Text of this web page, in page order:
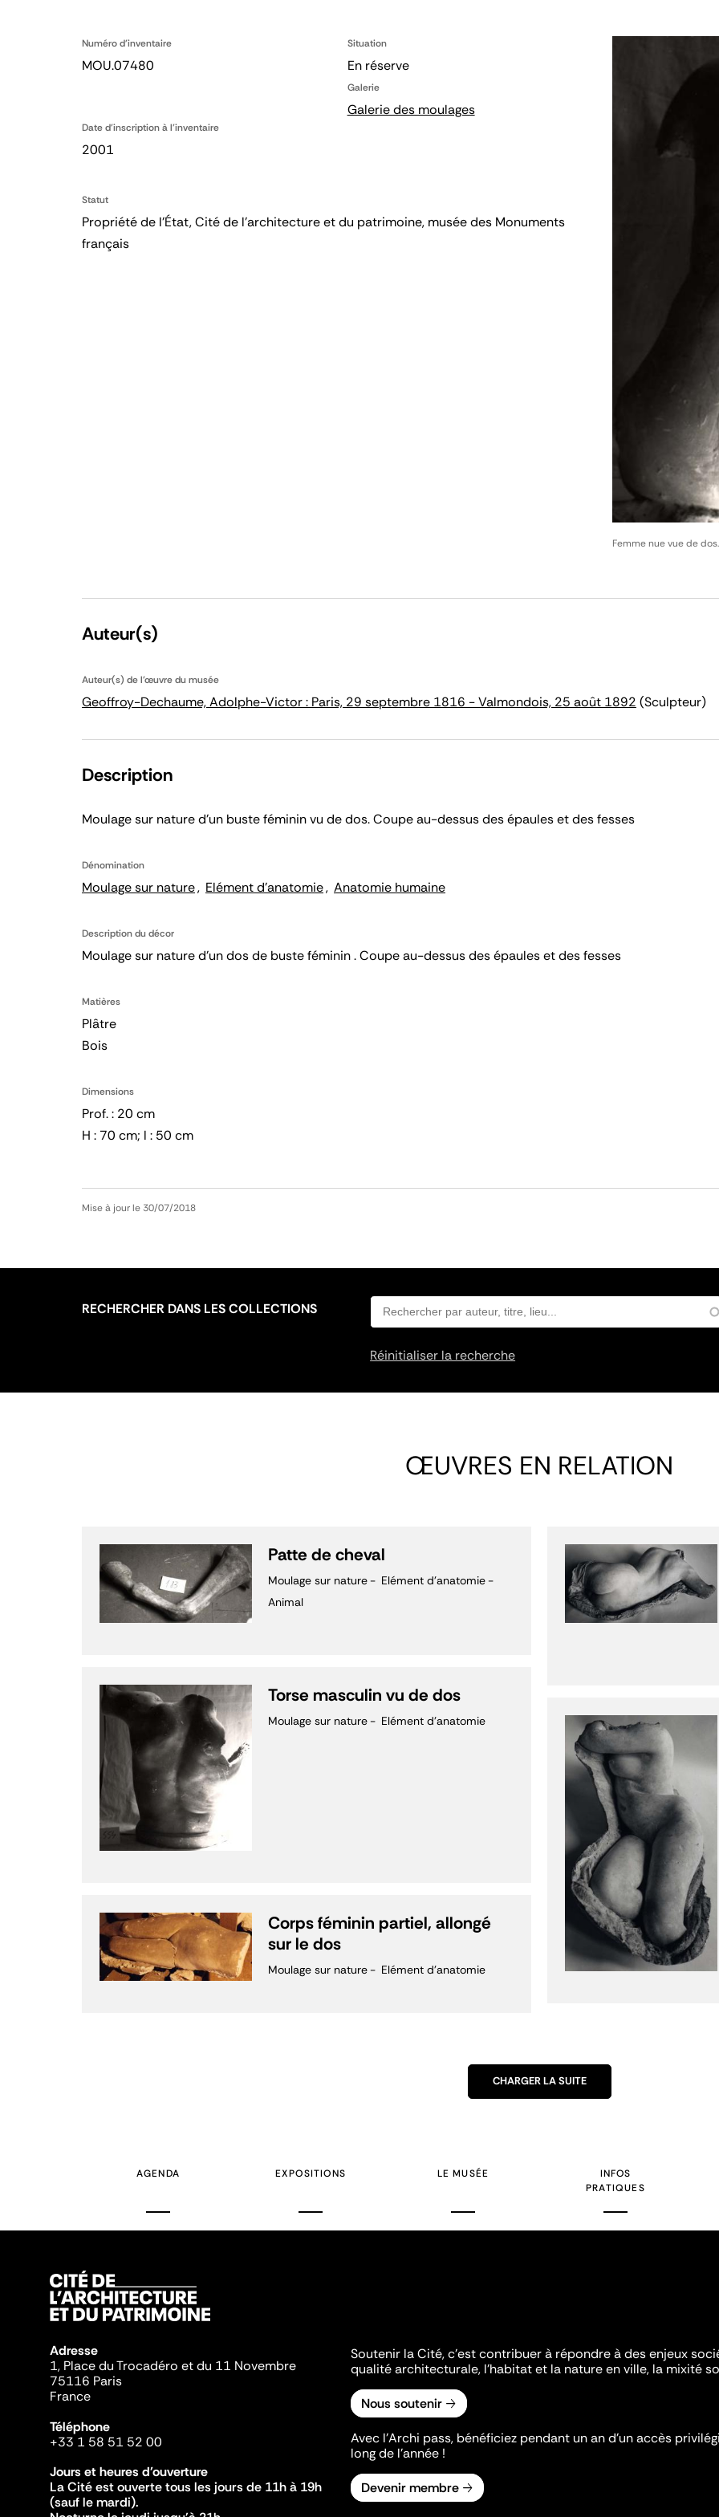
Numéro d'inventaire
MOU.07480
Situation
En réserve
Galerie
Galerie des moulages
Date d'inscription à l'inventaire
2001
Statut
Propriété de l’État, Cité de l’architecture et du patrimoine, musée des Monuments
français
Femme nue vue de dos.
Auteur(s)
Auteur(s) de l'œuvre du musée
Geoffroy-Dechaume, Adolphe-Victor : Paris, 29 septembre 1816 - Valmondois, 25 août 1892 (Sculpteur)
Description
Moulage sur nature d'un buste féminin vu de dos. Coupe au-dessus des épaules et des fesses
Dénomination
Moulage sur nature Elément d'anatomie Anatomie humaine
Description du décor
Moulage sur nature d'un dos de buste féminin . Coupe au-dessus des épaules et des fesses
Matières
Plâtre
Bois
Dimensions
Prof. : 20 cm
H : 70 cm; l : 50 cm
Mise à jour le 30/07/2018
RECHERCHER DANS LES COLLECTIONS
Réinitialiser la recherche
ŒUVRES EN RELATION
Patte de cheval
Moulage sur nature
Elément d'anatomie
Animal
Torse masculin vu de dos
Moulage sur nature Elément d'anatomie
Corps féminin partiel, allongé
sur le dos
Moulage sur nature Elément d'anatomie
CHARGER LA SUITE
AGENDA EXPOSITIONS LE MUSÉE
INFOS
PRATIQUES
Adresse
1, Place du Trocadéro et du 11 Novembre
75116 Paris
France
Téléphone
+33 1 58 51 52 00
Jours et heures d'ouverture
La Cité est ouverte tous les jours de 11h à 19h
(sauf le mardi).
Soutenir la Cité, c'est contribuer à répondre à des enjeux
qualité architecturale, l'habitat et la nature en ville, la mixité
Nous soutenir
Avec l’Archi pass, bénéficiez pendant un an d’un accès
long de l’année !
Devenir membre